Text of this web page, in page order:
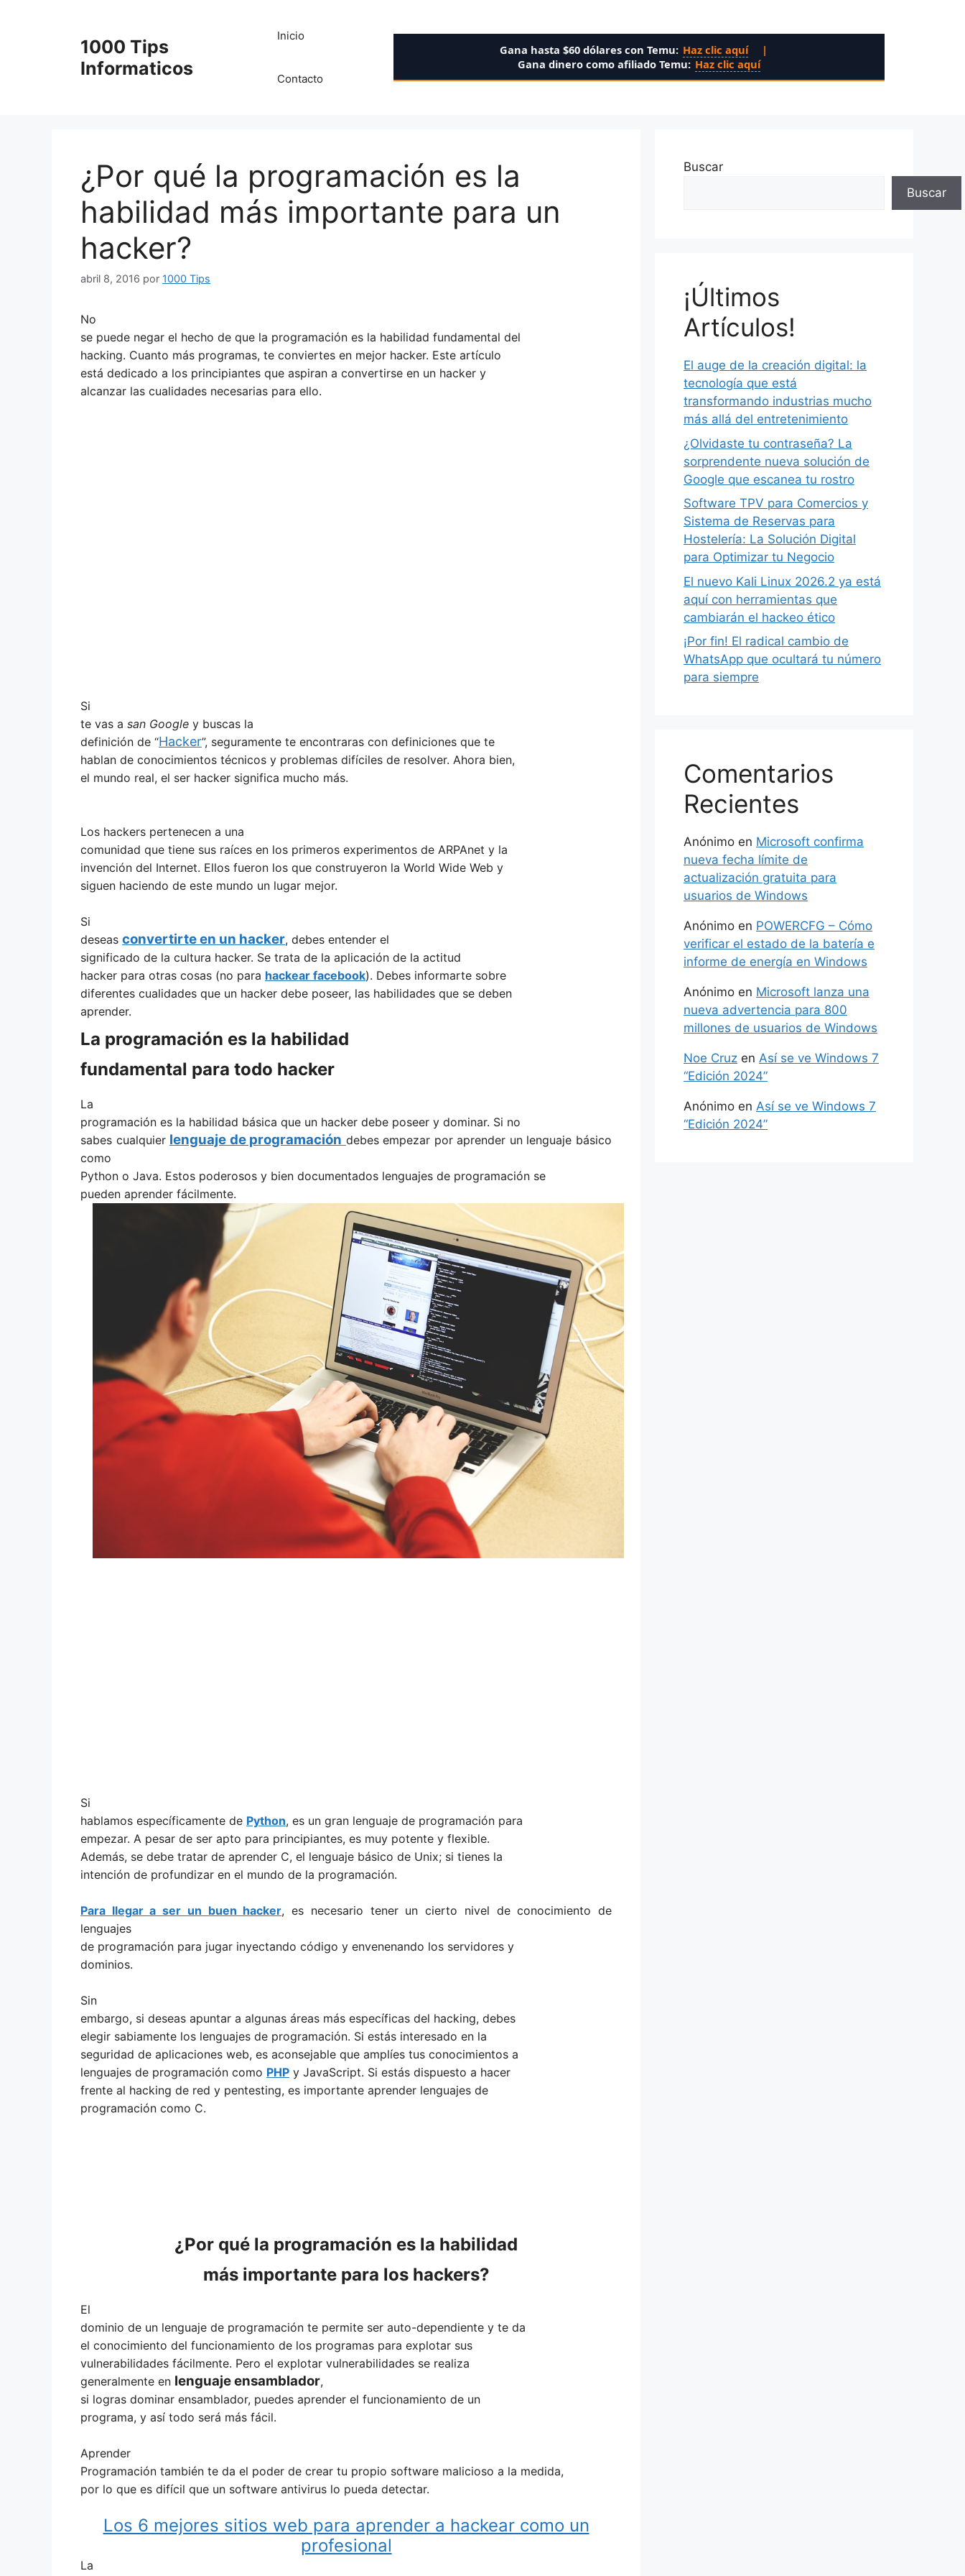
1000 Tips
Informaticos
Inicio
Contacto
Gana hasta $60 dólares con Temu: Haz clic aquí
|
Gana dinero como afiliado Temu: Haz clic aquí
¿Por qué la programación es la
habilidad más importante para un
hacker?
abril 8, 2016 por 1000 Tips
No
se puede negar el hecho de que la programación es la habilidad fundamental del
hacking. Cuanto más programas, te conviertes en mejor hacker. Este artículo
está dedicado a los principiantes que aspiran a convertirse en un hacker y
alcanzar las cualidades necesarias para ello.
Si
te vas a san Google y buscas la
definición de “Hacker”, seguramente te encontraras con definiciones que te
hablan de conocimientos técnicos y problemas difíciles de resolver. Ahora bien,
el mundo real, el ser hacker significa mucho más.
Los hackers pertenecen a una
comunidad que tiene sus raíces en los primeros experimentos de ARPAnet y la
invención del Internet. Ellos fueron los que construyeron la World Wide Web y
siguen haciendo de este mundo un lugar mejor.
Si
deseas convertirte en un hacker, debes entender el
significado de la cultura hacker. Se trata de la aplicación de la actitud
hacker para otras cosas (no para hackear facebook). Debes informarte sobre
diferentes cualidades que un hacker debe poseer, las habilidades que se deben
aprender.
La programación es la habilidad
fundamental para todo hacker
La
programación es la habilidad básica que un hacker debe poseer y dominar. Si no
sabes cualquier lenguaje de programación debes empezar por aprender un lenguaje básico
como
Python o Java. Estos poderosos y bien documentados lenguajes de programación se
pueden aprender fácilmente.
Si
hablamos específicamente de Python, es un gran lenguaje de programación para
empezar. A pesar de ser apto para principiantes, es muy potente y flexible.
Además, se debe tratar de aprender C, el lenguaje básico de Unix; si tienes la
intención de profundizar en el mundo de la programación.
Para llegar a ser un buen hacker, es necesario tener un cierto nivel de conocimiento de
lenguajes
de programación para jugar inyectando código y envenenando los servidores y
dominios.
Sin
embargo, si deseas apuntar a algunas áreas más específicas del hacking, debes
elegir sabiamente los lenguajes de programación. Si estás interesado en la
seguridad de aplicaciones web, es aconsejable que amplíes tus conocimientos a
lenguajes de programación como PHP y JavaScript. Si estás dispuesto a hacer
frente al hacking de red y pentesting, es importante aprender lenguajes de
programación como C.
¿Por qué la programación es la habilidad
más importante para los hackers?
El
dominio de un lenguaje de programación te permite ser auto-dependiente y te da
el conocimiento del funcionamiento de los programas para explotar sus
vulnerabilidades fácilmente. Pero el explotar vulnerabilidades se realiza
generalmente en lenguaje ensamblador,
si logras dominar ensamblador, puedes aprender el funcionamiento de un
programa, y así todo será más fácil.
Aprender
Programación también te da el poder de crear tu propio software malicioso a la medida,
por lo que es difícil que un software antivirus lo pueda detectar.
Los 6 mejores sitios web para aprender a hackear como un
profesional
La
Buscar
Buscar
¡Últimos
Artículos!
El auge de la creación digital: la
tecnología que está
transformando industrias mucho
más allá del entretenimiento
¿Olvidaste tu contraseña? La
sorprendente nueva solución de
Google que escanea tu rostro
Software TPV para Comercios y
Sistema de Reservas para
Hostelería: La Solución Digital
para Optimizar tu Negocio
El nuevo Kali Linux 2026.2 ya está
aquí con herramientas que
cambiarán el hackeo ético
¡Por fin! El radical cambio de
WhatsApp que ocultará tu número
para siempre
Comentarios
Recientes
Anónimo en Microsoft confirma
nueva fecha límite de
actualización gratuita para
usuarios de Windows
Anónimo en POWERCFG – Cómo
verificar el estado de la batería e
informe de energía en Windows
Anónimo en Microsoft lanza una
nueva advertencia para 800
millones de usuarios de Windows
Noe Cruz en Así se ve Windows 7
“Edición 2024”
Anónimo en Así se ve Windows 7
“Edición 2024”